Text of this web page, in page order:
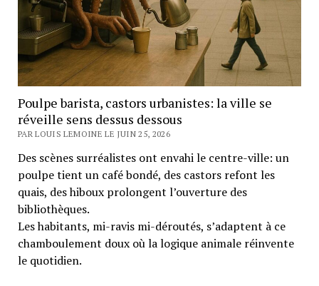
Poulpe barista, castors urbanistes: la ville se
réveille sens dessus dessous
PAR LOUIS LEMOINE LE JUIN 25, 2026
Des scènes surréalistes ont envahi le centre-ville: un
poulpe tient un café bondé, des castors refont les
quais, des hiboux prolongent l’ouverture des
bibliothèques.
Les habitants, mi-ravis mi-déroutés, s’adaptent à ce
chamboulement doux où la logique animale réinvente
le quotidien.